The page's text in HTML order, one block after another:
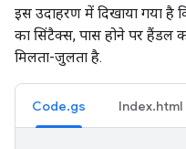
इस उदाहरण में दिखाया गया
का सिंटैक्स, पास होने पर
मिलता-जुलता है.
Code.gs Index.html